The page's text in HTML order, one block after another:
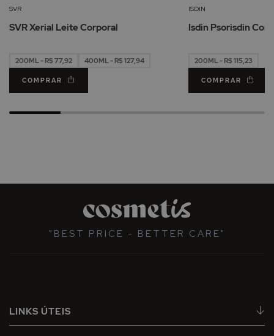
Lista
Desejos
SVR
SVR Xerial Leite Corporal
200ML - R$ 77,92 400ML - R$ 127,94
COMPRAR
ISDIN
Isdin Psorisdin
200ML - R$ 115,23
COMPRAR
"BEST PRICE - BETTER CARE"
LINKS ÚTEIS